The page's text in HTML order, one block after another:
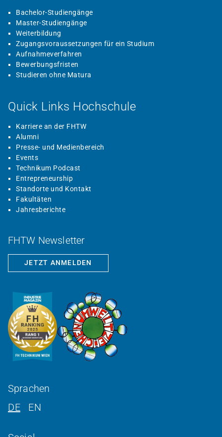
Bachelor-Studiengänge
Master-Studiengänge
Weiterbildung
Zugangsvoraussetzungen für ein Studium
Aufnahmeverfahren
Bewerbungsfristen
Studieren ohne Matura
Quick Links Hochschule
Karriere an der FHTW
Alumni
Presse- und Medienbereich
Events
Technikum Podcast
Entrepreneurship
Standorte und Kontakt
Fakultäten
Jahresberichte
FHTW Newsletter
JETZT ANMELDEN
Sprachen
DE
EN